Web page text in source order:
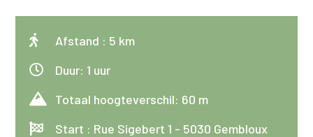
 Afstand : 5 km
 Duur: 1 uur
 Totaal hoogteverschil: 60 m
 Start : Rue Sigebert 1 - 5030 Gembloux